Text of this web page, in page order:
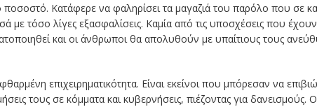
Κατάφερε να φαληρίσει τα μαγαζιά του παρόλο που σε
με τόσο λίγες εξασφαλίσεις. Καμία από τις υποσχέσεις που
και οι άνθρωποι θα απολυθούν με υπαίτιους τους
επιχειρηματικότητα. Είναι εκείνοι που μπόρεσαν να
τους σε κόμματα και κυβερνήσεις, πιέζοντας για δανεισμούς.